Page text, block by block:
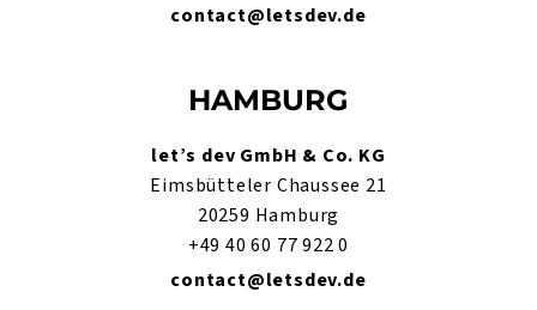
contact@letsdev.de
HAMBURG
let’s dev GmbH & Co. KG
Eimsbütteler Chaussee 21
20259 Hamburg
+49 40 60 77 922 0
contact@letsdev.de